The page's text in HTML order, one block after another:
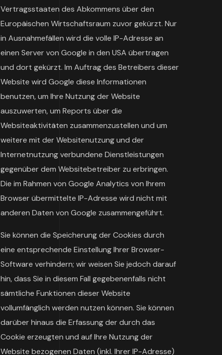
Vertragsstaaten des Abkommens über den
Europäischen Wirtschaftsraum zuvor gekürzt. Nur
in Ausnahmefällen wird die volle IP-Adresse an
einen Server von Google in den USA übertragen
und dort gekürzt. Im Auftrag des Betreibers dieser
Website wird Google diese Informationen
benutzen, um Ihre Nutzung der Website
auszuwerten, um Reports über die
Websiteaktivitäten zusammenzustellen und um
weitere mit der Websitenutzung und der
Internetnutzung verbundene Dienstleistungen
gegenüber dem Websitebetreiber zu erbringen.
Die im Rahmen von Google Analytics von Ihrem
Browser übermittelte IP-Adresse wird nicht mit
anderen Daten von Google zusammengeführt.
Sie können die Speicherung der Cookies durch
eine entsprechende Einstellung Ihrer Browser-
Software verhindern; wir weisen Sie jedoch darauf
hin, dass Sie in diesem Fall gegebenenfalls nicht
sämtliche Funktionen dieser Website
vollumfänglich werden nutzen können. Sie können
darüber hinaus die Erfassung der durch das
Cookie erzeugten und auf Ihre Nutzung der
Website bezogenen Daten (inkl. Ihrer IP-Adresse)